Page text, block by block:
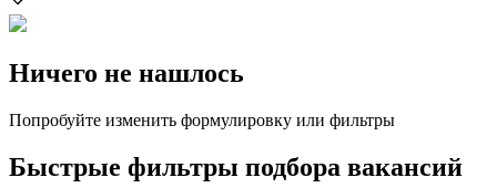
Ничего не нашлось
Попробуйте изменить формулировку или фильтры
Быстрые фильтры подбора вакансий